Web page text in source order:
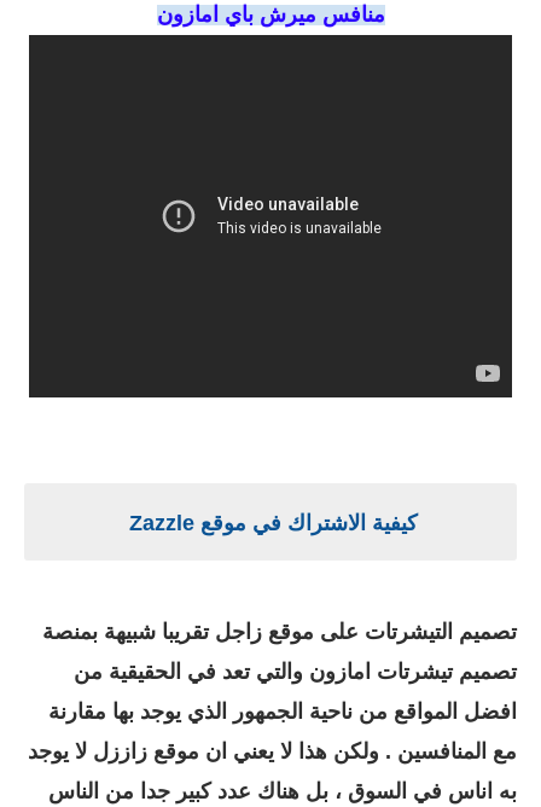
منافس ميرش باي امازون
كيفية الاشتراك في موقع Zazzle
تصميم التيشرتات على موقع زاجل تقريبا شبيهة بمنصة
تصميم تيشرتات امازون والتي تعد في الحقيقية من
افضل المواقع من ناحية الجمهور الذي يوجد بها مقارنة
مع المنافسين . ولكن هذا لا يعني ان موقع زاززل لا يوجد
به اناس في السوق ، بل هناك عدد كبير جدا من الناس